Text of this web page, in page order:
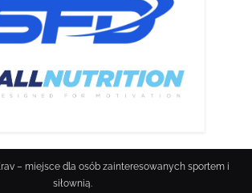
– miejsce dla osób zainteresowanych sportem i
siłownią.